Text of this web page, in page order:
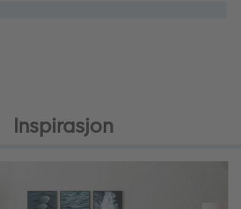
Inspirasjon